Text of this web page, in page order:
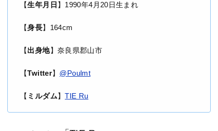
【生年月日 】1990年4月20日生まれ
【身長】164cm
【 出身地】奈良県郡山市
【Twitter】 @Poulmt
【 ミルダム】TIE Ru